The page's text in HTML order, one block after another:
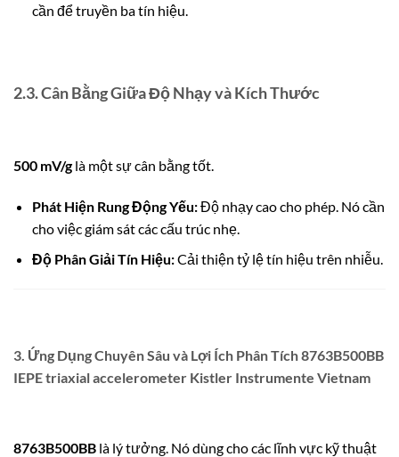
cần để truyền ba tín hiệu.
2.3. Cân Bằng Giữa Độ Nhạy và Kích Thước
500 mV/glà một sự cân bằng tốt.
Phát Hiện Rung Động Yếu:Độ nhạy cao cho phép. Nó cần
cho việc giám sát các cấu trúc nhẹ.
Độ Phân Giải Tín Hiệu:Cải thiện tỷ lệ tín hiệu trên nhiễu.
3. Ứng Dụng Chuyên Sâu và Lợi Ích Phân Tích 8763B500BB
IEPE triaxial accelerometer Kistler Instrumente Vietnam
8763B500BB là lý tưởng. Nó dùng cho các lĩnh vực kỹ thuật